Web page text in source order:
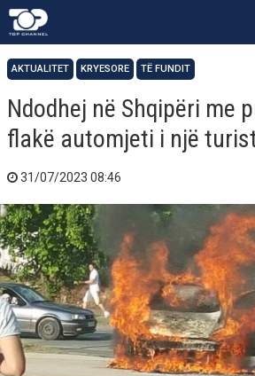
AKTUALITET KRYESORE TË FUNDIT
Ndodhej në Shqipëri me
flakë automjeti i një
31/07/2023 08:46